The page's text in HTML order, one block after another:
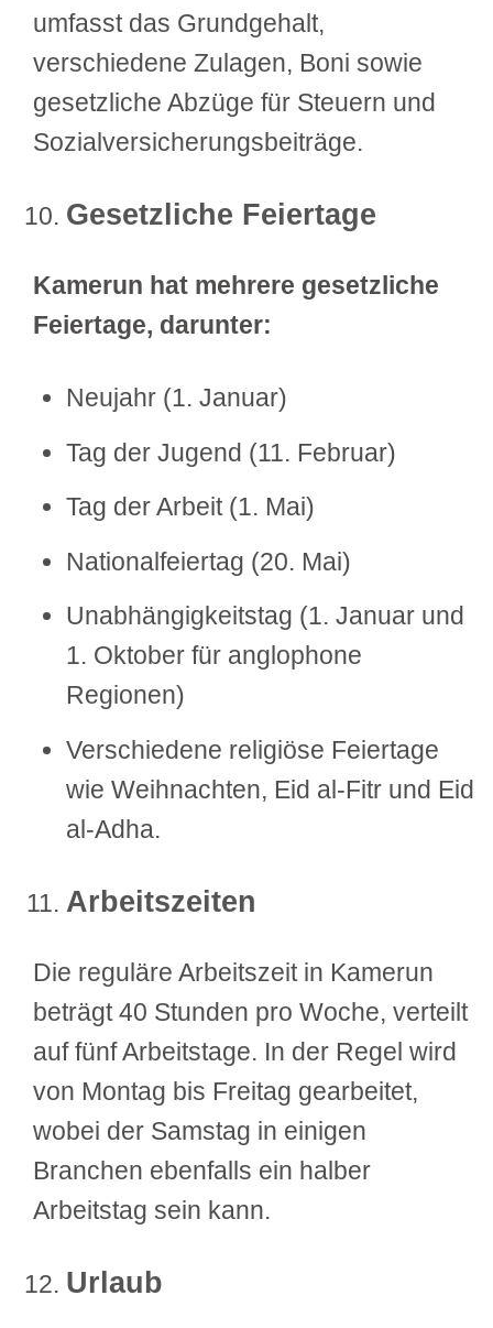
umfasst das Grundgehalt,
verschiedene Zulagen, Boni sowie
gesetzliche Abzüge für Steuern und
Sozialversicherungsbeiträge.
Gesetzliche Feiertage
Kamerun hat mehrere gesetzliche
Feiertage, darunter:
Neujahr (1. Januar)
Tag der Jugend (11. Februar)
Tag der Arbeit (1. Mai)
Nationalfeiertag (20. Mai)
Unabhängigkeitstag (1. Januar und
1. Oktober für anglophone
Regionen)
Verschiedene religiöse Feiertage
wie Weihnachten, Eid al-Fitr und Eid
al-Adha.
Arbeitszeiten
Die reguläre Arbeitszeit in Kamerun
beträgt 40 Stunden pro Woche, verteilt
auf fünf Arbeitstage. In der Regel wird
von Montag bis Freitag gearbeitet,
wobei der Samstag in einigen
Branchen ebenfalls ein halber
Arbeitstag sein kann.
Urlaub